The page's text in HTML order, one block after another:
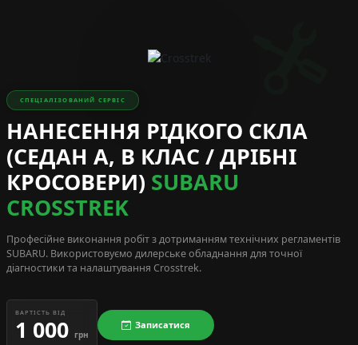
СПЕЦІАЛІЗОВАНИЙ СЕРВІС
НАНЕСЕННЯ РІДКОГО СКЛА
(СЕДАН A, B КЛАС / ДРІБНІ
КРОСОВЕРИ) SUBARU
CROSSTREK
Професійне виконання робіт з дотриманням технічних регламентів
SUBARU. Використовуємо дилерське обладнання для точної
діагностики та налаштування Crosstrek.
ВАРТІСТЬ ВІД
1 000 грн
Записатися